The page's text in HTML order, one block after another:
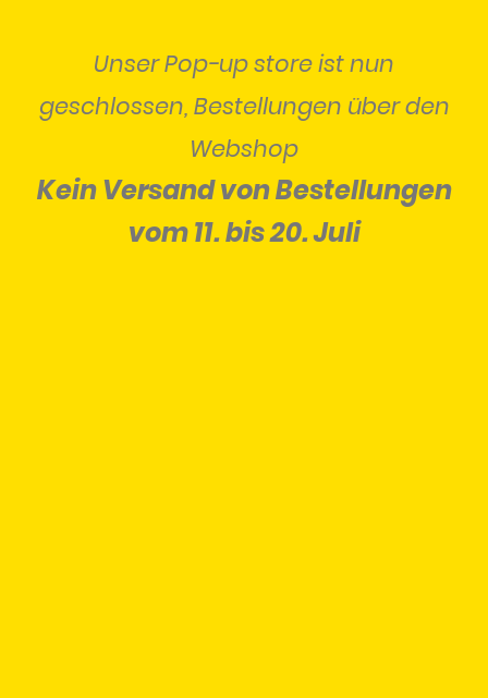
Unser Pop-up store ist nun
geschlossen, Bestellungen über den
Webshop
Kein Versand von Bestellungen
vom 11. bis 20. Juli